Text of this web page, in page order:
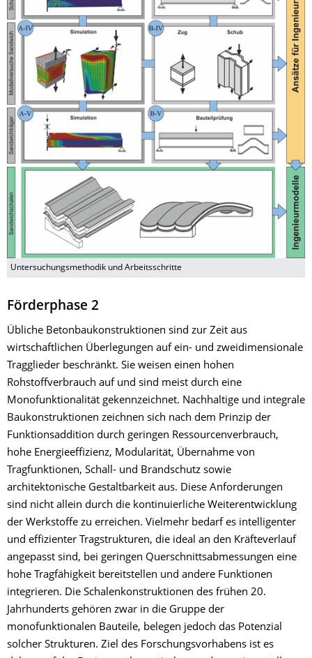
Untersuchungsmethodik und Arbeitsschritte
Förderphase 2
Übliche Betonbaukonstruktionen sind zur Zeit aus
wirtschaftlichen Überlegungen auf ein- und zweidimensionale
Tragglieder beschränkt. Sie weisen einen hohen
Rohstoffverbrauch auf und sind meist durch eine
Monofunktionalität gekennzeichnet. Nachhaltige und integrale
Baukonstruktionen zeichnen sich nach dem Prinzip der
Funktionsaddition durch geringen Ressourcenverbrauch,
hohe Energieeffizienz, Modularität, Übernahme von
Tragfunktionen, Schall- und Brandschutz sowie
architektonische Gestaltbarkeit aus. Diese Anforderungen
sind nicht allein durch die kontinuierliche Weiterentwicklung
der Werkstoffe zu erreichen. Vielmehr bedarf es intelligenter
und effizienter Tragstrukturen, die ideal an den Kräfteverlauf
angepasst sind, bei geringen Querschnittsabmessungen eine
hohe Tragfähigkeit bereitstellen und andere Funktionen
integrieren. Die Schalenkonstruktionen des frühen 20.
Jahrhunderts gehören zwar in die Gruppe der
monofunktionalen Bauteile, belegen jedoch das Potenzial
solcher Strukturen. Ziel des Forschungsvorhabens ist es